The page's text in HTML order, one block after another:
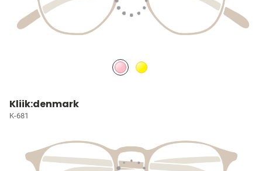
Kliik:denmark
K-681